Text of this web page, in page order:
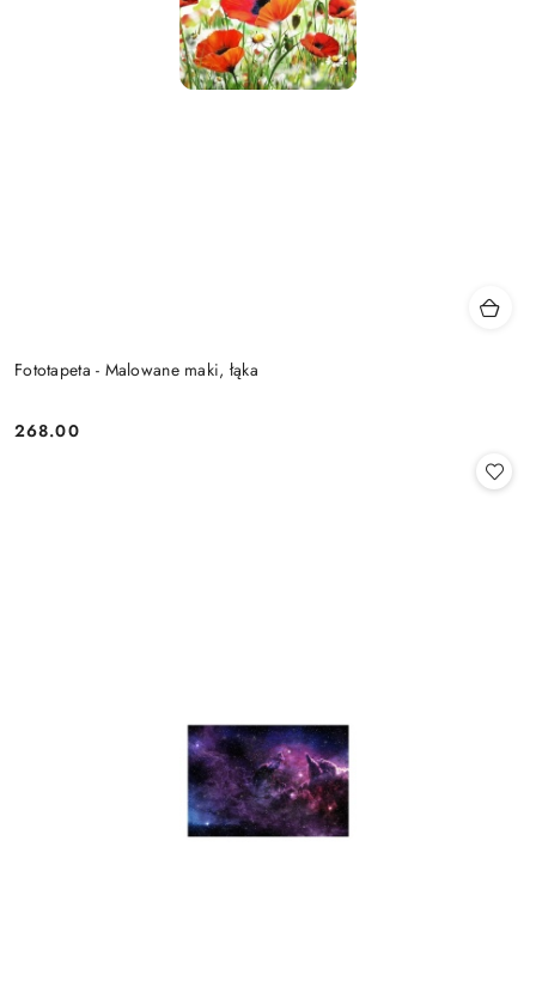
Fototapeta - Malowane maki, łąka
Cena:
268.00